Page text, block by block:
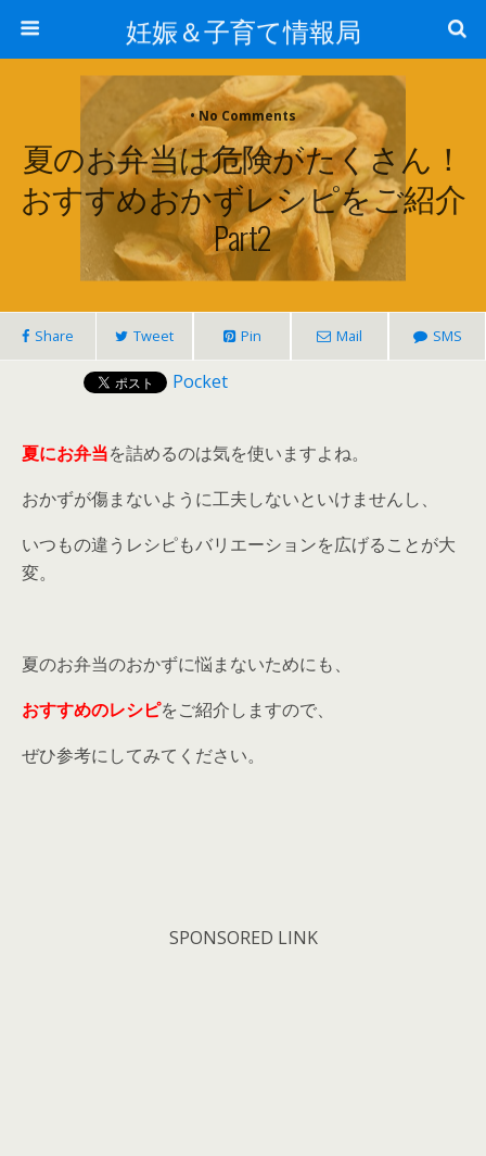
妊娠＆子育て情報局
• No Comments
夏のお弁当は危険がたくさん！
おすすめおかずレシピをご紹介
Part2
Share Tweet Pin Mail SMS
Pocket
夏にお弁当を詰めるのは気を使いますよね。
おかずが傷まないように工夫しないといけませんし、
いつもの違うレシピもバリエーションを広げることが大
変。
夏のお弁当のおかずに悩まないためにも、
おすすめのレシピをご紹介しますので、
ぜひ参考にしてみてください。
SPONSORED LINK